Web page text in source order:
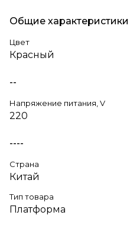
Общие характеристики
Цвет
Красный
--
Напряжение питания, V
220
----
Страна
Китай
Тип товара
Платформа